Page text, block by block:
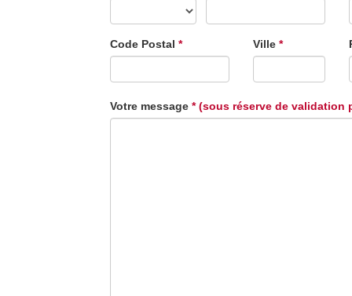
Code Postal * Ville*
Votre message * (sous réserve de validation